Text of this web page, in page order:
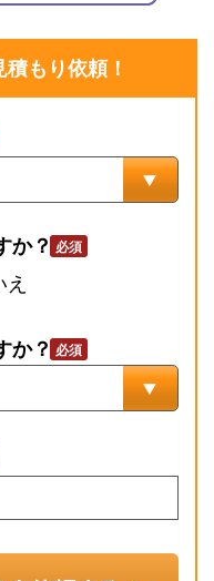
もり依頼！
か？
か？